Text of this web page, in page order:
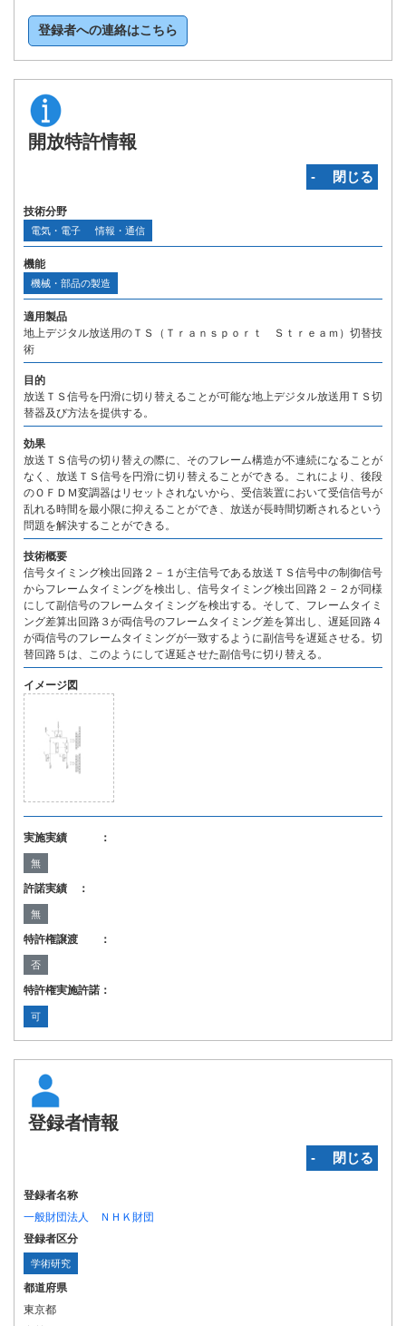
登録者への連絡はこちら
開放特許情報
‐ 閉じる
技術分野
電気・電子 情報・通信
機能
機械・部品の製造
適用製品
地上デジタル放送用のＴＳ（Ｔｒａｎｓｐｏｒｔ Ｓｔｒｅａｍ）切替技
術
目的
放送ＴＳ信号を円滑に切り替えることが可能な地上デジタル放送用ＴＳ切
替器及び方法を提供する。
効果
放送ＴＳ信号の切り替えの際に、そのフレーム構造が不連続になることが
なく、放送ＴＳ信号を円滑に切り替えることができる。これにより、後段
のＯＦＤＭ変調器はリセットされないから、受信装置において受信信号が
乱れる時間を最小限に抑えることができ、放送が長時間切断されるという
問題を解決することができる。
技術概要
信号タイミング検出回路２－１が主信号である放送ＴＳ信号中の制御信号
からフレームタイミングを検出し、信号タイミング検出回路２－２が同様
にして副信号のフレームタイミングを検出する。そして、フレームタイミ
ング差算出回路３が両信号のフレームタイミング差を算出し、遅延回路４
が両信号のフレームタイミングが一致するように副信号を遅延させる。切
替回路５は、このようにして遅延させた副信号に切り替える。
イメージ図
実施実績 ：
無
許諾実績 ：
無
特許権譲渡 ：
否
特許権実施許諾：
可
登録者情報
‐ 閉じる
登録者名称
一般財団法人 ＮＨＫ財団
登録者区分
学術研究
都道府県
東京都